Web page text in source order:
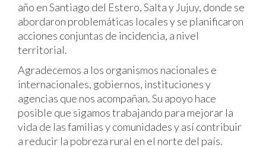
año en Santiago del Estero, Salta y Jujuy, donde se
abordaron problemáticas locales y se planificaron
acciones conjuntas de incidencia, a nivel
territorial.
Agradecemos a los organismos nacionales e
internacionales, gobiernos, instituciones y
agencias que nos acompañan. Su apoyo hace
posible que sigamos trabajando para mejorar la
vida de las familias y comunidades y así contribuir
a reducir la pobreza rural en el norte del país.